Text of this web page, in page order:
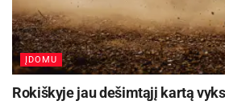
ĮDOMU
Rokiškyje jau dešimtąjį kartą